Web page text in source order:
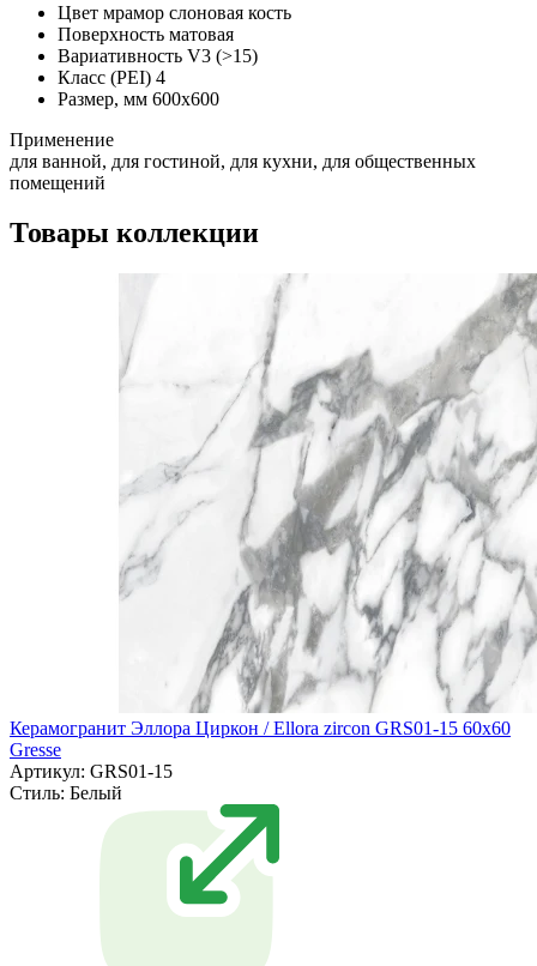
Цвет мрамор слоновая кость
Поверхность матовая
Вариативность V3 (>15)
Класс (PEI) 4
Размер, мм 600х600
Применение
для ванной, для гостиной, для кухни, для общественных
помещений
Товары коллекции
Керамогранит Эллора Циркон / Ellora zircon GRS01-15 60х60
Gresse
Артикул: GRS01-15
Стиль: Белый